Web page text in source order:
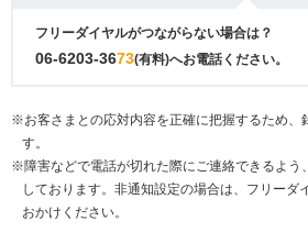
フリーダイヤルがつながらない場合は？
06-6203-3673(有料)へお電話ください。
※お客さまとの応対内容を正確に把握するため、
す。
※障害などで電話が切れた際にご連絡できるよう
しております。非通知設定の場合は、フリーダ
おかけください。